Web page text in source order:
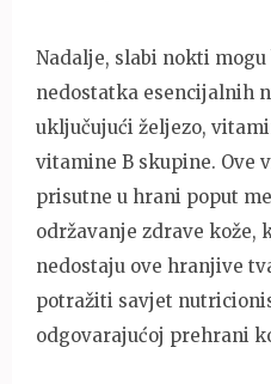
Nadalje, slabi nokti
nedostatka esencijalnih
uključujući željezo,
vitamine B skupine. Ove
prisutne u hrani poput
održavanje zdrave kože,
nedostaju ove hranjive
potražiti savjet
odgovarajućoj prehrani